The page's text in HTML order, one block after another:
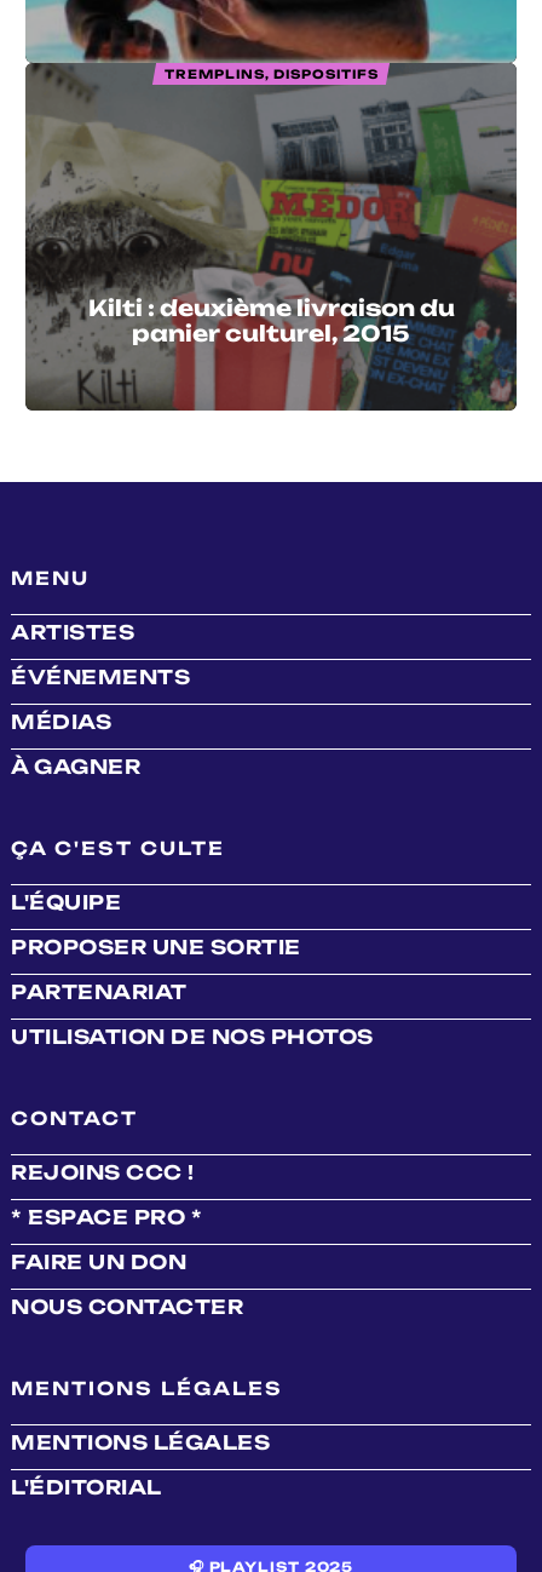
TREMPLINS, DISPOSITIFS
Kilti : deuxième livraison du
panier culturel, 2015
MENU
ARTISTES
ÉVÉNEMENTS
MÉDIAS
À GAGNER
ÇA C'EST CULTE
L'ÉQUIPE
PROPOSER UNE SORTIE
PARTENARIAT
UTILISATION DE NOS PHOTOS
CONTACT
REJOINS CCC !
* ESPACE PRO *
FAIRE UN DON
NOUS CONTACTER
MENTIONS LÉGALES
MENTIONS LÉGALES
L'ÉDITORIAL
🎧 PLAYLIST 2025